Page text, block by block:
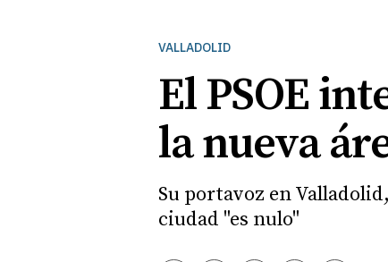
VALLADOLID
El PSOE
la nueva
Su portavoz en
ciudad "es nulo"